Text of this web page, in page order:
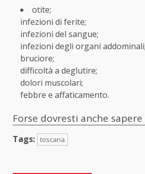
otite;
infezioni di ferite;
infezioni del sangue;
infezioni degli organi addominali;
bruciore;
difficoltà a deglutire;
dolori muscolari;
febbre e affaticamento.
Forse dovresti anche
Tags: toscana